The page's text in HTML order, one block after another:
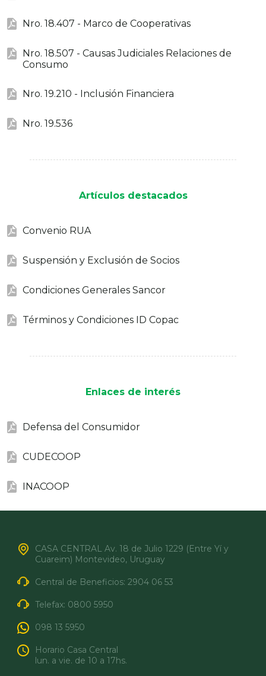
Nro. 18.407 - Marco de Cooperativas
Nro. 18.507 - Causas Judiciales Relaciones de
Consumo
Nro. 19.210 - Inclusión Financiera
Nro. 19.536
Artículos destacados
Convenio RUA
Suspensión y Exclusión de Socios
Condiciones Generales Sancor
Términos y Condiciones ID Copac
Enlaces de interés
Defensa del Consumidor
CUDECOOP
INACOOP
CASA CENTRAL Av. 18 de Julio 1229 (Entre Yí y
Cuareim) Montevideo, Uruguay
Central de Beneficios: 2904 06 53
Telefax: 0800 5950
098 13 5950
Horario Casa Central
lun. a vie. de 10 a 17hs.